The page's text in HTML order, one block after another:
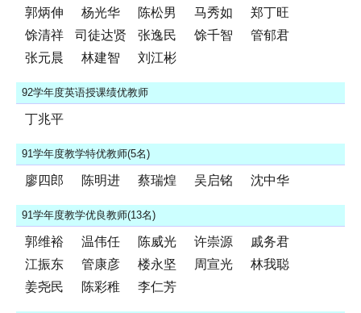
郭炳伸 杨光华 陈松男 马秀如
郑丁旺
馀清祥
司徒达贤 张逸民 馀千智
管郁君
张元晨
林建智 刘江彬
92学年度英语授课绩优教师
丁兆平
91学年度教学特优教师(5名)
廖四郎 陈明进 蔡瑞煌 吴启铭 沈中华
91学年度教学优良教师(13名)
郭维裕 温伟任 陈威光 许崇源
戚务君
江振东
管康彦 楼永坚 周宣光
林我聪
姜尧民
陈彩稚 李仁芳